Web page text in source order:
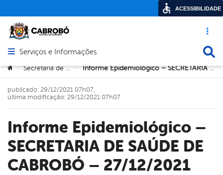
Acesso
Abrir menu principal de navegação
Serviços e Informações
Você está aqui:
> Secretaria de Saúde > Informe Epidemiológico – SECRETARIA DE SAÚDE DE CABROBÓ – 27/12/2021
Informe Epidemiológico –
SECRETARIA DE SAÚDE DE
CABROBÓ – 27/12/2021
publicado: 29/12/2021 07h07,
última modificação: 29/12/2021 07h07
ACESSIBILIDADE